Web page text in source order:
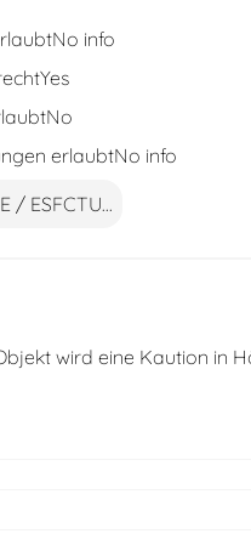
No info
Yes
No
erlaubtNo info
/ ESFCTU...
wird eine Kaution in